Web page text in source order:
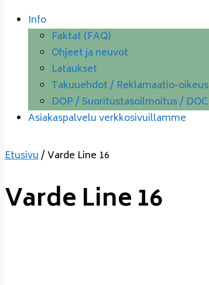
Info
Faktat (FAQ)
Ohjeet ja neuvot
Lataukset
Takuuehdot / Reklamaatio-oikeus
DOP / Suoritustasoilmoitus / DOC
Asiakaspalvelu verkkosivuillamme
Etusivu/ Varde Line 16
Varde Line 16